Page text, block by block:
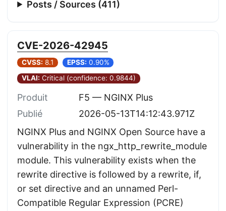
Posts / Sources (411)
CVE-2026-42945
CVSS: 8.1 EPSS: 0.90%
VLAI: Critical (confidence: 0.9844)
Produit
F5 — NGINX Plus
Publié
2026-05-13T14:12:43.971Z
NGINX Plus and NGINX Open Source have a
vulnerability in the ngx_http_rewrite_module
module. This vulnerability exists when the
rewrite directive is followed by a rewrite, if,
or set directive and an unnamed Perl-
Compatible Regular Expression (PCRE)